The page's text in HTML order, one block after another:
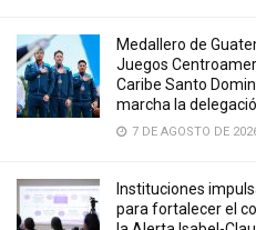
Medallero de
Juegos
Caribe Santo
marcha la
7 DE AGOSTO DE
Instituciones
para fortalecer el